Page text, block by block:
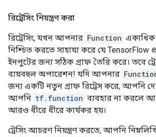
রিট্রেসিং নিয়ন্ত্রণ করা
রিট্রেসিং, যখন আপনার Function একাধিক
নিশ্চিত করতে সাহায্য করে যে TensorFlow
ইনপুটের জন্য সঠিক গ্রাফ তৈরি করে। তবে
ব্যয়বহুল অপারেশন! যদি আপনার
জন্য একটি নতুন গ্রাফ রিট্রেস করে, আপনি
আপনি tf.function ব্যবহার না করলে
আরও ধীরে ধীরে কার্যকর হয়।
ট্রেসিং আচরণ নিয়ন্ত্রণ করতে, আপনি